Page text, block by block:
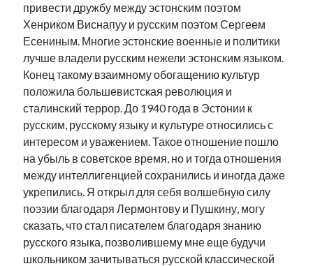
привести дружбу между эстонским поэтом
Хенриком Виснапуу и русским поэтом Сергеем
Есениным. Многие эстонские военные и политики
лучше владели русским нежели эстонским языком.
Конец такому взаимному обогащению культур
положила большевистская революция и
сталинский террор. До 1940 года в Эстонии к
русским, русскому языку и культуре относились с
интересом и уважением. Такое отношение пошло
на убыль в советское время, но и тогда отношения
между интеллигенцией сохранились и иногда даже
укрепились. Я открыл для себя волшебную силу
поэзии благодаря Лермонтову и Пушкину, могу
сказать, что стал писателем благодаря знанию
русского языка, позволившему мне еще будучи
школьником зачитываться русской классической